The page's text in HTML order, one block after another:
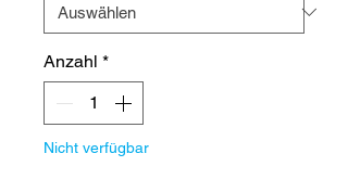
Anzahl *
Nicht verfügbar